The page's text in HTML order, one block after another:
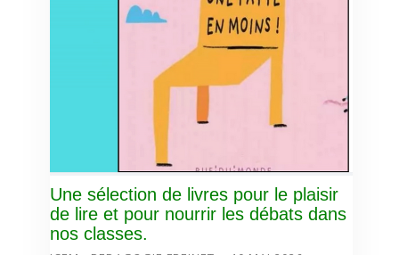
Une sélection de livres pour le plaisir
de lire et pour nourrir les débats dans
nos classes.